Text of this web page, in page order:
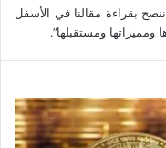
للمزيد من التفاصيل حول مستقبل عملة XRP ننصح بقراءة مقالنا في الأسفل